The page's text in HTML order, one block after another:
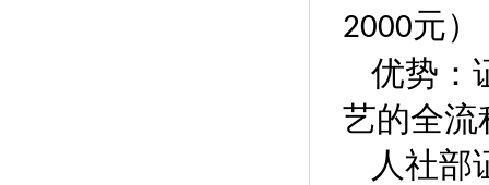
2000元
优势
艺的全流
人社部